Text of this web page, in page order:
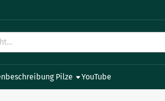
Pilze YouTube